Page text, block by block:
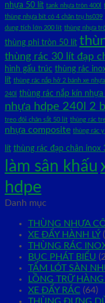
nhựa 50 lít tank nhựa tròn 400l
thùng nhựa bít có 4 chân trụ hs039
dung tích lớn 200 lít thùng nhựa
thùng phi tròn 50 lít
thùng rác 30 lít đạp
hình gấu trúc thùng rác
lít thùng rác nắp hở 2 bánh xe
240l thùng rác nắp kín nhựa
nhựa hdpe 240l 2
treo đôi chân sắt 50 lít thùng rác
nhựa composite thùng rác
lít thùng rác đạp chân inox
làm sân khấu
hdpe
Danh mục
THÙNG NHỰA
XE ĐẨY HÀNH LÝ
THÙNG RÁC
BỤC PHÁT BIỂU
TẤM LÓT SÀN
LỒNG TRỮ
XE ĐẨY RÁC (64)
THÙNG ĐỰNG